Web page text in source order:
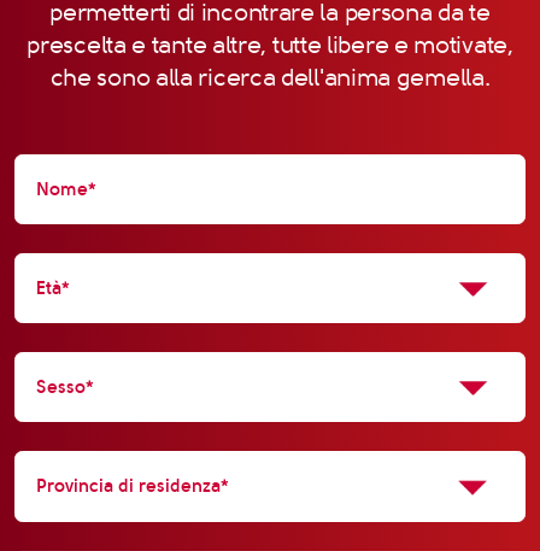
permetterti di incontrare la persona da te
prescelta e tante altre, tutte libere e motivate,
che sono alla ricerca dell'anima gemella.